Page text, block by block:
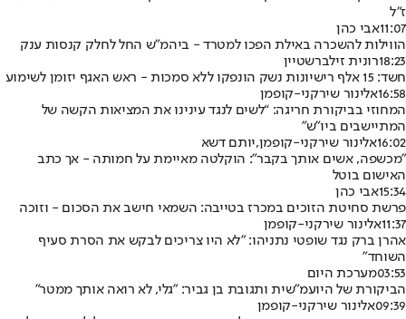
ז"ל
11:07אבי כהן
הווילות להשכרה באילת הפכו למטרד - ביהמ"ש החל לחלק קנסות ענק
18:23רונית זילברשטיין
חשד: 15 אלף רישיונות נשק הונפקו ללא סמכות - ראש האגף יזומן לשימוע
16:58אלינור שירקני-קופמן
המחוזי בביקורת חריגה: “לשים לנגד עינינו את המציאות הקשה של
המתיישבים ביו"ש"
16:02אלינור שירקני-קופמן,יותם דשא
"מכשפה, אשים אותך בקבר": הוקלטה מאיימת על חמותה - אך כתב
האישום בוטל
15:34אבי כהן
פרשת סחיטת הזוכים במכרז בטייבה: השמאי חישב את הסכום - וזוכה
11:37אלינור שירקני-קופמן
אהרן ברק נגד שופטי נתניהו: "לא היו צריכים לבקש את הסרת סעיף
השוחד"
03:53מערכת היום
הביקורת של היועמ"שית ותגובת בן גביר: "גלי, לא רואה אותך ממטר"
09:39אלינור שירקני-קופמן